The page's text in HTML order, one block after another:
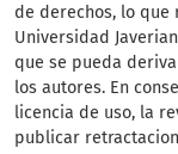
de derechos, lo
Universidad
que se pueda
los autores. En
licencia de uso, la
publicar